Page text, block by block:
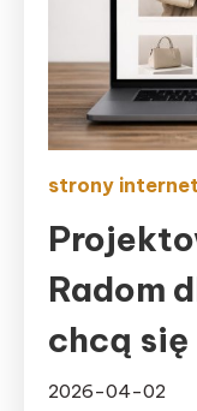
strony
Radom
chcą
2026-04-02